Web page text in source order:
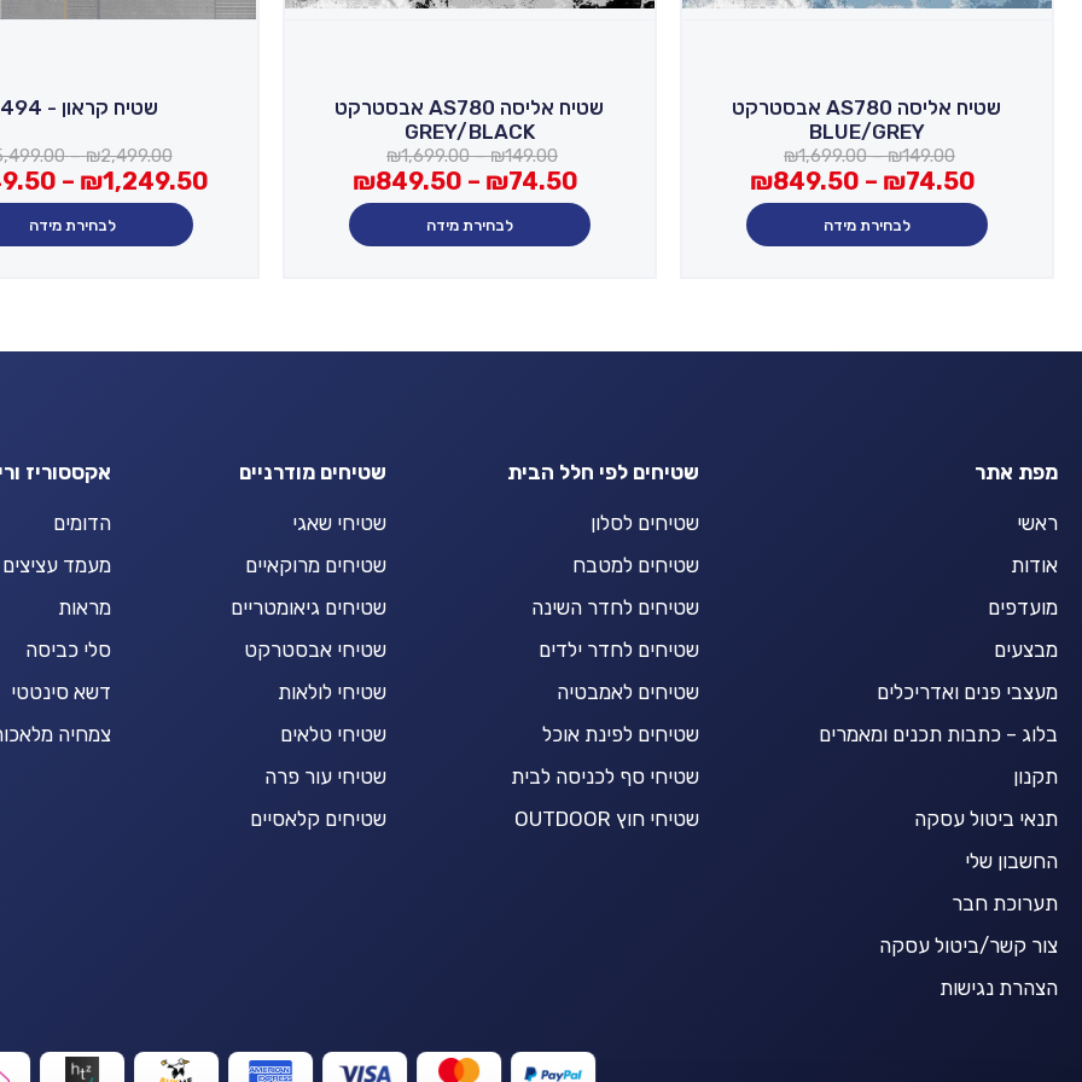
שטיח אליסה AS780 אבסטרקט
BLUE/GREY
₪149.00
–
₪1,699.00
טווח
מחירים:
₪74.50
–
₪849.50
מחירים:
לבחירת מידה
שטיח אליסה AS780 אבסטרקט
GREY/BLACK
₪149.00
–
₪1,699.00
טווח
מחירים:
₪74.50
–
₪849.50
מחירים:
לבחירת מידה
שטיח קראון - A494
₪2,499.00
–
₪1,249.50
–
לבחירת מידה
מפת אתר
ראשי
אודות
מועדפים
מבצעים
מעצבי פנים ואדריכלים
בלוג – כתבות תכנים ומאמרים
תקנון
תנאי ביטול עסקה
החשבון שלי
תערוכת חבר
צור קשר/ביטול עסקה
הצהרת נגישות
שטיחים לפי חלל הבית
שטיחים לסלון
שטיחים למטבח
שטיחים לחדר השינה
שטיחים לחדר ילדים
שטיחים לאמבטיה
שטיחים לפינת אוכל
שטיחי סף לכניסה לבית
שטיחי חוץ OUTDOOR
שטיחים מודרניים
שטיחי שאגי
שטיחים מרוקאיים
שטיחים גיאומטריים
שטיחי אבסטרקט
שטיחי לולאות
שטיחי טלאים
שטיחי עור פרה
שטיחים קלאסיים
אקססוריז
הדומים
מעמד עציצים
מראות
סלי כביסה
דשא סינטטי
צמחיה